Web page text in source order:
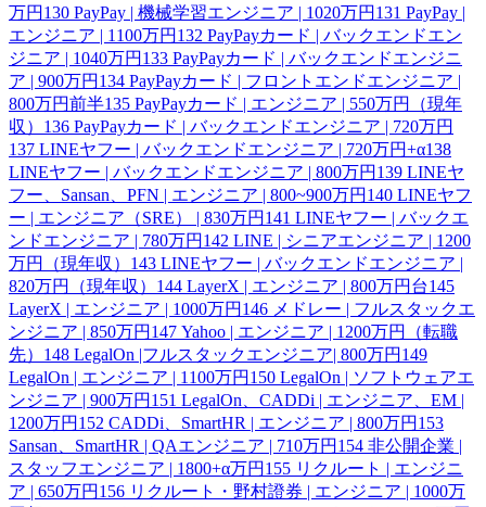
万円 130 PayPay | 機械学習エンジニア | 1020万円 131 PayPay |
エンジニア | 1100万円 132 PayPayカード | バックエンドエン
ジニア | 1040万円 133 PayPayカード | バックエンドエンジニ
ア | 900万円 134 PayPayカード | フロントエンドエンジニア |
800万円前半135 PayPayカード | エンジニア | 550万円（現年
収） 136 PayPayカード | バックエンドエンジニア | 720万円
137 LINEヤフー | バックエンドエンジニア | 720万円+α138
LINEヤフー | バックエンドエンジニア | 800万円 139 LINEヤ
フー、Sansan、PFN | エンジニア | 800~900万円 140 LINEヤフ
ー | エンジニア（SRE） | 830万円 141 LINEヤフー | バックエ
ンドエンジニア | 780万円 142 LINE | シニアエンジニア | 1200
万円（現年収） 143 LINEヤフー | バックエンドエンジニア |
820万円（現年収） 144 LayerX | エンジニア | 800万円台145
LayerX | エンジニア | 1000万円 146 メドレー | フルスタックエ
ンジニア | 850万円 147 Yahoo | エンジニア | 1200万円（転職
先） 148 LegalOn |フルスタックエンジニア| 800万円 149
LegalOn | エンジニア | 1100万円 150 LegalOn | ソフトウェアエ
ンジニア | 900万円 151 LegalOn、CADDi | エンジニア、EM |
1200万円 152 CADDi、SmartHR | エンジニア | 800万円 153
Sansan、SmartHR | QAエンジニア | 710万円 154 非公開企業 |
スタッフエンジニア | 1800+α万円 155 リクルート | エンジニ
ア | 650万円 156 リクルート・野村證券 | エンジニア | 1000万